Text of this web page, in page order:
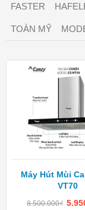
FASTER
TOÀN MỸ
Máy Hút Mùi
VT70
8.500.000₫